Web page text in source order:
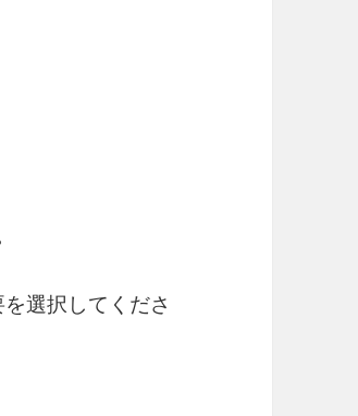
選択してくださ